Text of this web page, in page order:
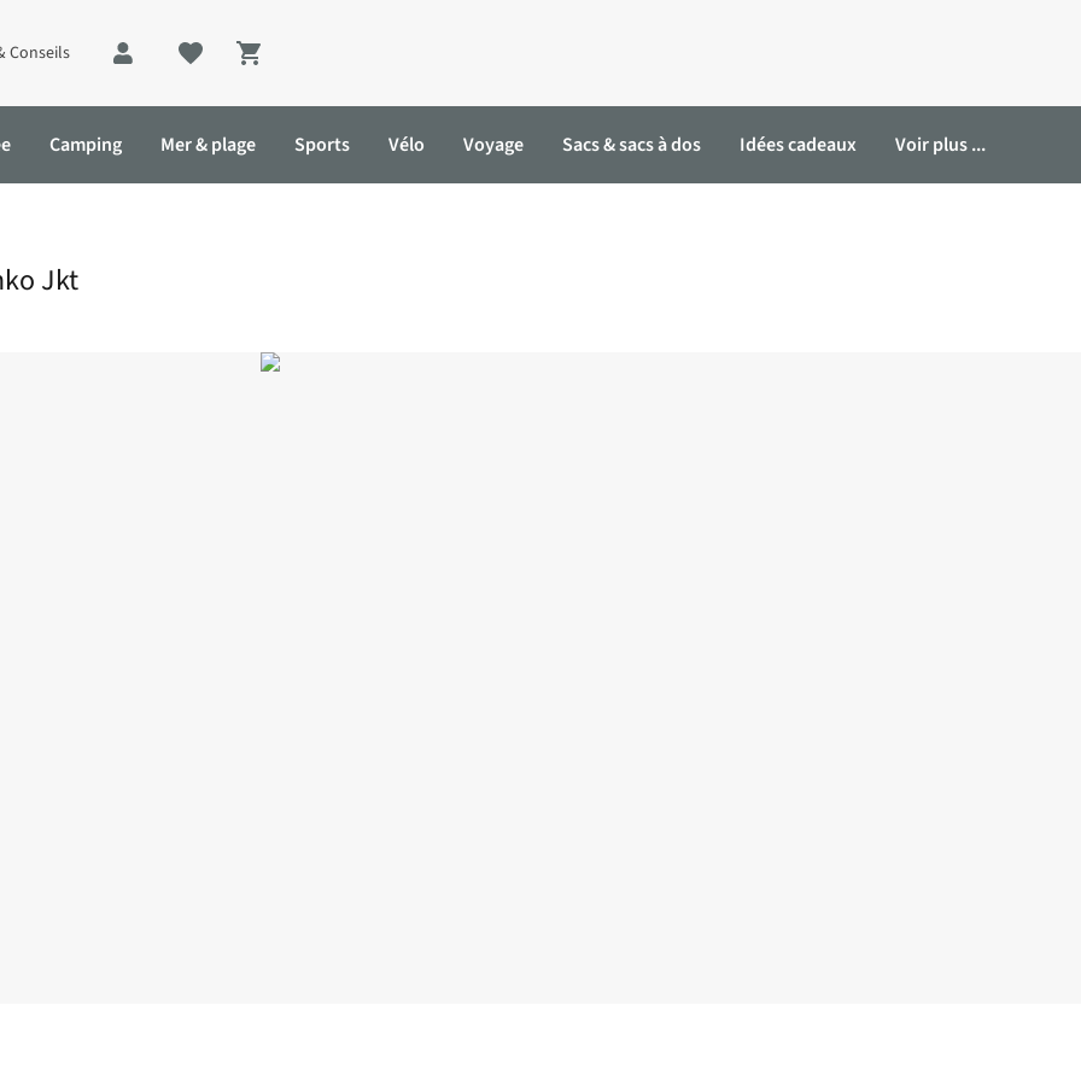
Conseils
Shopping cart
Camping Mer & plage Sports Vélo Voyage Sacs & sacs à dos Idées cadeaux Voir plus ...
Jkt